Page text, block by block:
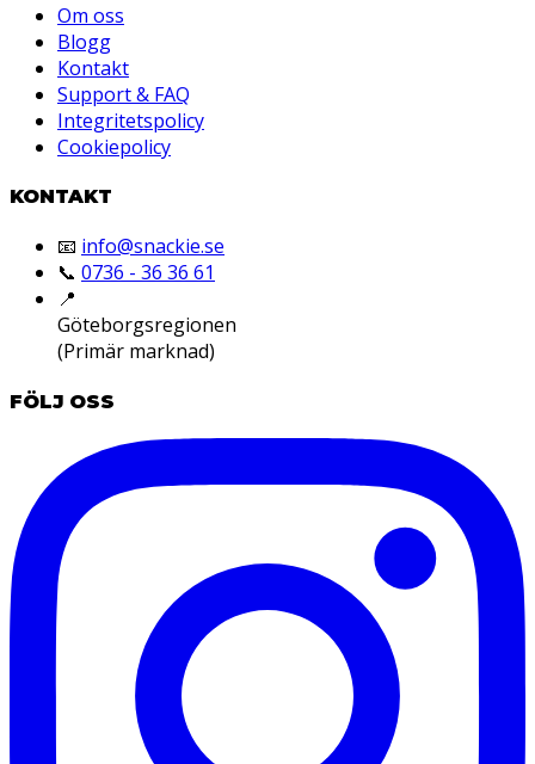
Om oss
Blogg
Kontakt
Support & FAQ
Integritetspolicy
Cookiepolicy
KONTAKT
📧 info@snackie.se
📞 0736 - 36 36 61
📍
Göteborgsregionen
(Primär marknad)
FÖLJ OSS